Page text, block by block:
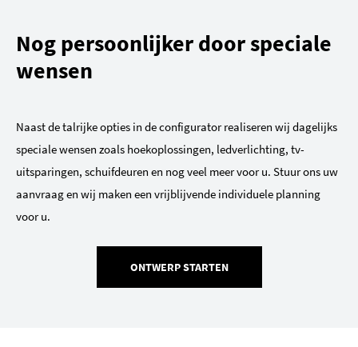
Nog persoonlijker door speciale
wensen
Naast de talrijke opties in de configurator realiseren wij dagelijks
speciale wensen zoals hoekoplossingen, ledverlichting, tv-
uitsparingen, schuifdeuren en nog veel meer voor u. Stuur ons uw
aanvraag en wij maken een vrijblijvende individuele planning
voor u.
ONTWERP STARTEN